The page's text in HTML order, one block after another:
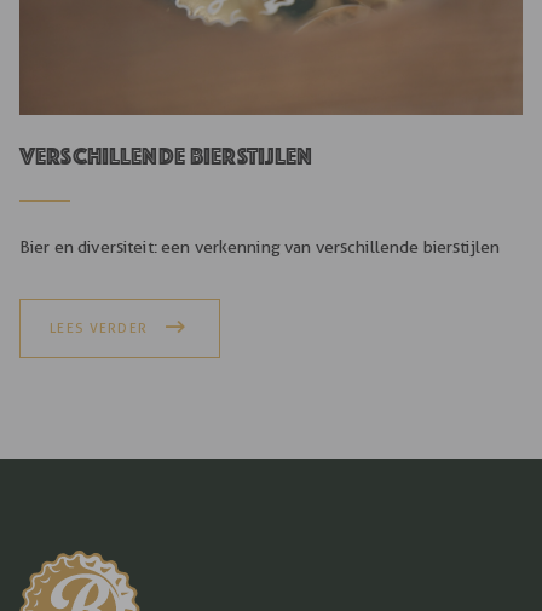
Verschillende bierstijlen
Bier en diversiteit: een verkenning van verschillende bierstijlen
LEES VERDER